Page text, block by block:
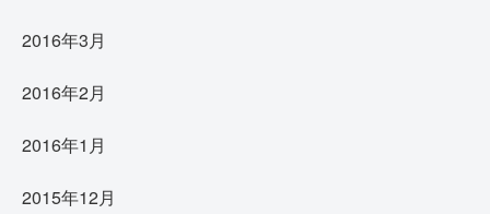
2016年3月
2016年2月
2016年1月
2015年12月